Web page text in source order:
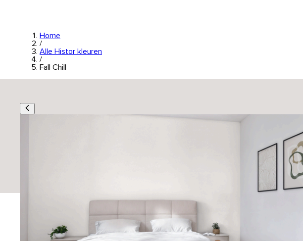
Home
/
Alle Histor kleuren
/
Fall Chill